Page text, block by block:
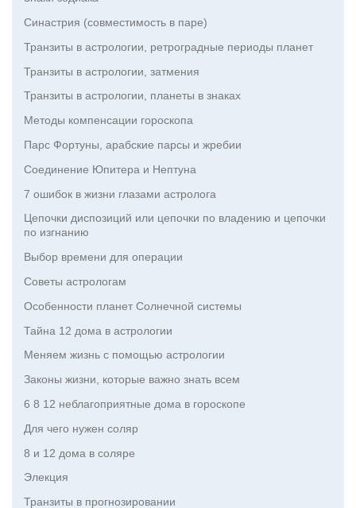
Синастрия (совместимость в паре)
Транзиты в астрологии, ретроградные периоды планет
Транзиты в астрологии, затмения
Транзиты в астрологии, планеты в знаках
Методы компенсации гороскопа
Парс Фортуны, арабские парсы и жребии
Соединение Юпитера и Нептуна
7 ошибок в жизни глазами астролога
Цепочки диспозиций или цепочки по владению и цепочки
по изгнанию
Выбор времени для операции
Советы астрологам
Особенности планет Солнечной системы
Тайна 12 дома в астрологии
Меняем жизнь с помощью астрологии
Законы жизни, которые важно знать всем
6 8 12 неблагоприятные дома в гороскопе
Для чего нужен соляр
8 и 12 дома в соляре
Элекция
Транзиты в прогнозировании